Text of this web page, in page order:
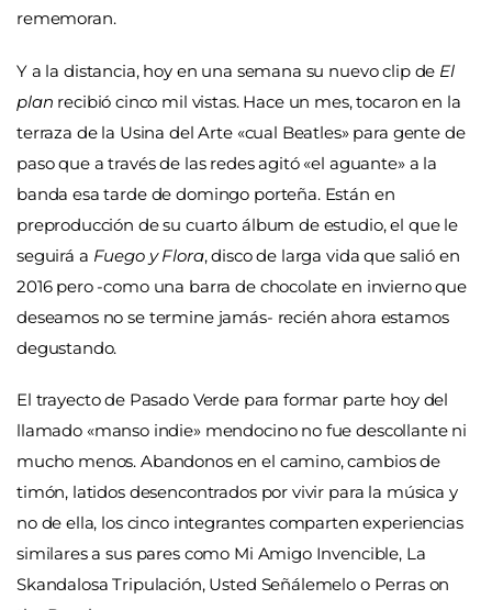
rememoran.
Y a la distancia, hoy en una semana su nuevo clip de El
plan recibió cinco mil vistas. Hace un mes, tocaron en la
terraza de la Usina del Arte «cual Beatles»para gente de
paso que a través de las redes agitó «el aguante»a la
banda esa tarde de domingo porteña. Están en
preproducción de su cuarto álbum de estudio, el que le
seguirá a Fuego y Flora, disco de larga vida que salió en
2016 pero -como una barra de chocolate en invierno que
deseamos no se termine jamás- recién ahora estamos
degustando.
El trayecto de Pasado Verde para formar parte hoy del
llamado «manso indie»mendocino no fue descollante ni
mucho menos. Abandonos en el camino, cambios de
timón, latidos desencontrados por vivir para la música y
no de ella, los cinco integrantes comparten experiencias
similares a sus pares como Mi Amigo Invencible, La
Skandalosa Tripulación, Usted Señálemelo o Perras on